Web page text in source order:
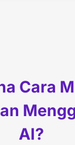
Cara
AI?